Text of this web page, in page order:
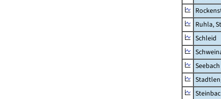
Ruhla,
Schleid
Seebach